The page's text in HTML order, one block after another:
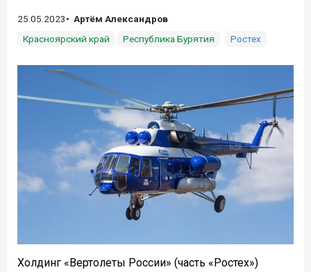
25.05.2023
Артём Александров
Красноярский край
Республика Бурятия Ростех
Холдинг «Вертолеты России» (часть «Ростех»)